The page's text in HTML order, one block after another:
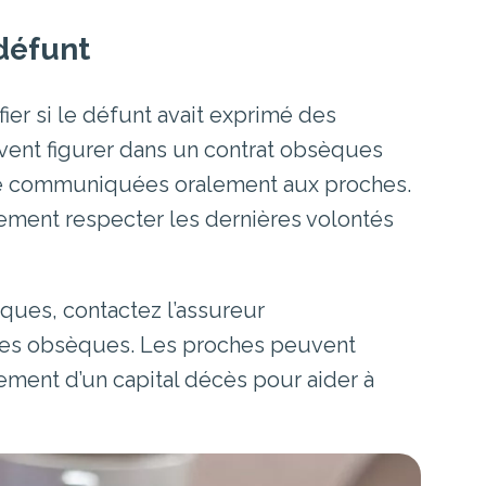
si le défunt avait exprimé des
figurer dans un contrat obsèques
oralement aux proches.
respecter les dernières volontés
contactez l’assureur
obsèques. Les proches peuvent
d’un capital décès pour aider à